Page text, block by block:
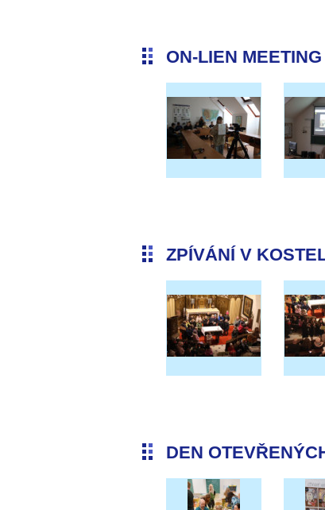
ON-LIEN
ZPÍVÁNÍ V
DEN